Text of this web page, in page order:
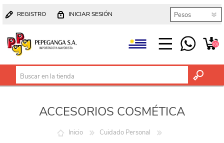
REGISTRO INICIAR SESIÓN
(0)
ACCESORIOS COSMÉTICA
Inicio Cuidado Personal